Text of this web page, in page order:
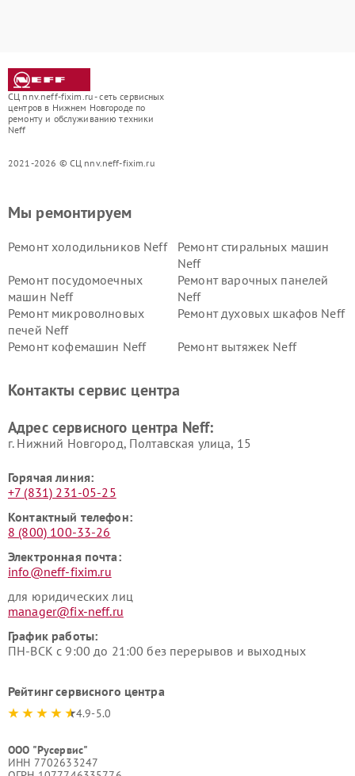
СЦ nnv.neff-fixim.ru - сеть сервисных
центров в Нижнем Новгороде по
ремонту и обслуживанию техники
Neff
2021-2026 © СЦ nnv.neff-fixim.ru
Мы ремонтируем
Ремонт холодильников Neff
Ремонт стиральных машин
Neff
Ремонт посудомоечных
машин Neff
Ремонт варочных панелей
Neff
Ремонт микроволновых
печей Neff
Ремонт духовых шкафов Neff
Ремонт кофемашин Neff Ремонт вытяжек Neff
Контакты сервис центра
Адрес сервисного центра Neff:
г. Нижний Новгород, Полтавская улица, 15
Горячая линия:
+7 (831) 231-05-25
Контактный телефон:
8 (800) 100-33-26
Электронная почта:
info@neff-fixim.ru
для юридических лиц
manager@fix-neff.ru
График работы:
ПН-ВСК с 9:00 до 21:00 без перерывов и выходных
Рейтинг сервисного центра
4.9-5.0
ООО "Русервис"
ИНН 7702633247